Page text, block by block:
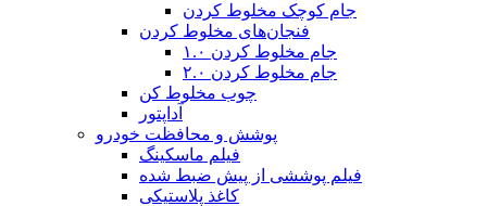
جام کوچک مخلوط کردن
فنجان‌های مخلوط کردن
جام مخلوط کردن ۱.۰
جام مخلوط کردن ۲.۰
چوب مخلوط کن
آداپتور
پوشش و محافظت خودرو
فیلم ماسکینگ
فیلم پوششی از پیش ضبط شده
کاغذ پلاستیکی